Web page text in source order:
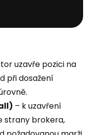
uzavře pozici na
při dosažení
– k uzavření
strany brokera,